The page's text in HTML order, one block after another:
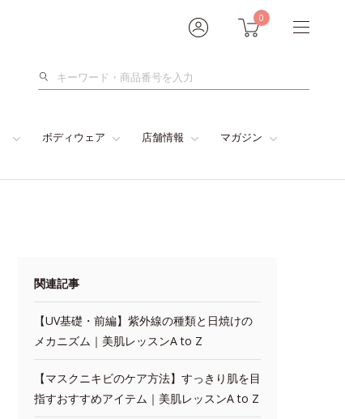
0
検
ボディウェア 店舗情報 マガジン
関連記事
【UV基礎・前編】紫外線の種類と日焼けの
メカニズム｜美肌レッスンA to Z
【マスクニキビのケア方法】すっきり肌を目
指すおすすめアイテム｜美肌レッスンA to Z